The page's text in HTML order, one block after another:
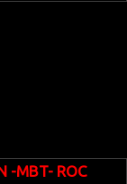
-MBT- ROC